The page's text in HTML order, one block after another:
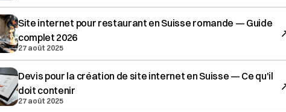
Site internet pour restaurant en Suisse romande — Guide
complet 2026
27 août 2025
Devis pour la création de site internet en Suisse — Ce qu'il
doit contenir
27 août 2025